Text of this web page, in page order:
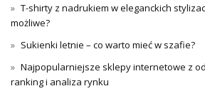
T-shirty z nadrukiem w eleganckich
możliwe?
Sukienki letnie – co warto mieć w szafie?
Najpopularniejsze sklepy internetowe z
ranking i analiza rynku